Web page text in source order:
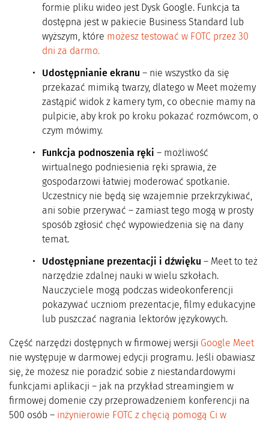
formie pliku wideo jest Dysk Google. Funkcja ta
dostępna jest w pakiecie Business Standard lub
wyższym, które możesz testować w FOTC przez 30
dni za darmo.
Udostępnianie ekranu – nie wszystko da się
przekazać mimiką twarzy, dlatego w Meet możemy
zastąpić widok z kamery tym, co obecnie mamy na
pulpicie, aby krok po kroku pokazać rozmówcom, o
czym mówimy.
Funkcja podnoszenia ręki – możliwość
wirtualnego podniesienia ręki sprawia, że
gospodarzowi łatwiej moderować spotkanie.
Uczestnicy nie będą się wzajemnie przekrzykiwać,
ani sobie przerywać – zamiast tego mogą w prosty
sposób zgłosić chęć wypowiedzenia się na dany
temat.
Udostępniane prezentacji i dźwięku – Meet to też
narzędzie zdalnej nauki w wielu szkołach.
Nauczyciele mogą podczas wideokonferencji
pokazywać uczniom prezentacje, filmy edukacyjne
lub puszczać nagrania lektorów językowych.
Część narzędzi dostępnych w firmowej wersji Google Meet
nie występuje w darmowej edycji programu. Jeśli obawiasz
się, że możesz nie poradzić sobie z niestandardowymi
funkcjami aplikacji – jak na przykład streamingiem w
firmowej domenie czy przeprowadzeniem konferencji na
500 osób – inżynierowie FOTC z chęcią pomogą Ci w